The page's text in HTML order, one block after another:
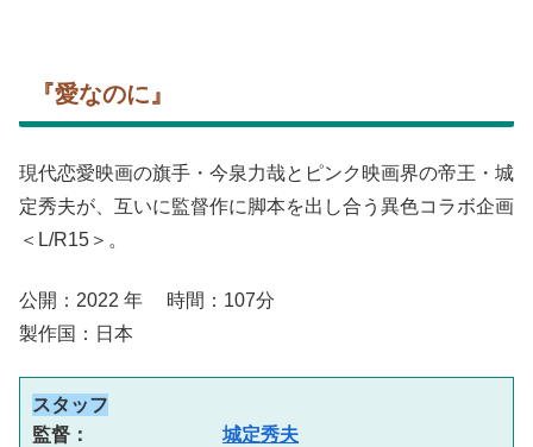
『愛なのに』
現代恋愛映画の旗手・今泉力哉とピンク映画界の帝王・城
定秀夫が、互いに監督作に脚本を出し合う異色コラボ企画
＜L/R15＞。
公開：2022 年 時間：107分
製作国：日本
スタッフ
監督： 城定秀夫